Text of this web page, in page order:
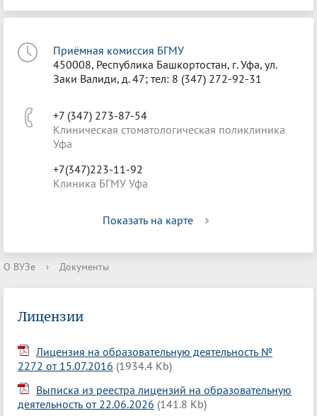
Приёмная комиссия БГМУ
450008, Республика Башкортостан, г. Уфа, ул.
Заки Валиди, д. 47; тел: 8 (347) 272-92-31
+7 (347) 273-87-54
Клиническая стоматологическая поликлиника
Уфа
+7(347)223-11-92
Клиника БГМУ Уфа
Показать на карте
О ВУЗе › Документы
Лицензии
Лицензия на образовательную деятельность №
2272 от 15.07.2016 (1934.4 Kb)
Выписка из реестра лицензий на образовательную
деятельность от 22.06.2026 (141.8 Kb)